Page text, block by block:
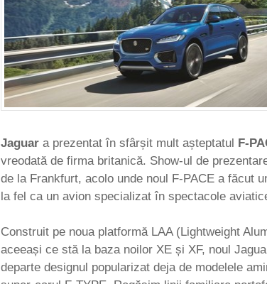
Jaguar a prezentat în sfârșit mult așteptatul F-
vreodată de firma britanică. Show-ul de
de la Frankfurt, acolo unde noul F-PACE a făcut
la fel ca un avion specializat în spectacole
Construit pe noua platformă LAA (Lightweight
aceeași ce stă la baza noilor XE și XF, noul
departe designul popularizat deja de modelele